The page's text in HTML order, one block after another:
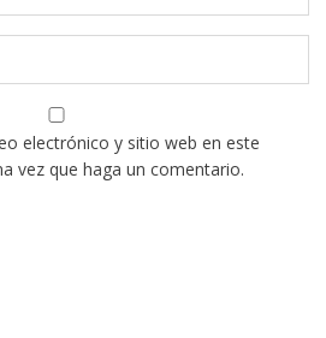
electrónico y sitio web en este
vez que haga un comentario.